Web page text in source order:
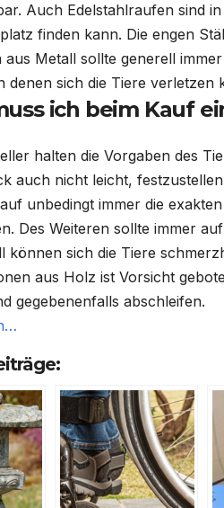
Auch Edelstahlraufen sind
finden kann. Die engen
aus Metall sollte generell
denen sich die Tiere verletzen
ich beim Kauf
halten die Vorgaben des
auch nicht leicht,
unbedingt immer die
Des Weiteren sollte immer
können sich die Tiere
aus Holz ist Vorsicht
gegebenenfalls abschleifen.